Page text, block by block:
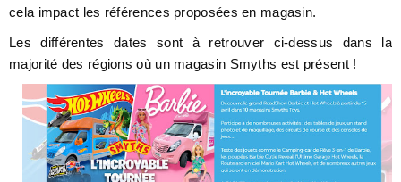
cela impact les références proposées en magasin.
Les différentes dates sont à retrouver ci-dessus dans la
majorité des régions où un magasin Smyths est présent !